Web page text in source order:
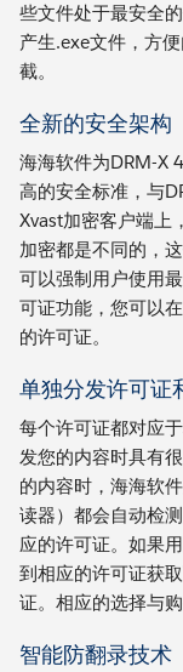
些文件处于最安全
产生.exe文件，方
截。
全新的安全架构
海海软件为DRM-X
高的安全标准，与
Xvast加密客户端上
加密都是不同的，
可以强制用户使用
可证功能，您可以
的许可证。
单独分发许可证
每个许可证都对应
发您的内容时具有
的内容时，海海软
读器）都会自动检
应的许可证。如果
到相应的许可证获
证。相应的选择与购
智能防翻录技术